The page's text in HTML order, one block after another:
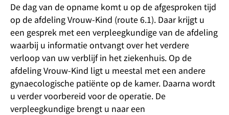
De dag van de opname komt u op de afgesproken tijd
op de afdeling Vrouw-Kind (route 6.1). Daar krijgt u
een gesprek met een verpleegkundige van de afdeling
waarbij u informatie ontvangt over het verdere
verloop van uw verblijf in het ziekenhuis. Op de
afdeling Vrouw-Kind ligt u meestal met een andere
gynaecologische patiënte op de kamer. Daarna wordt
u verder voorbereid voor de operatie. De
verpleegkundige brengt u naar een